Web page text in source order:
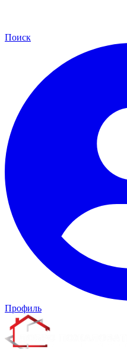
Поиск
Профиль